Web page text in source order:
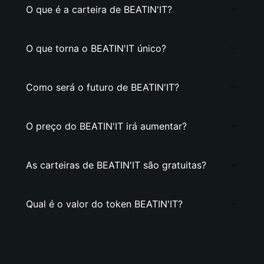
O que é a carteira de BEATIN'IT?
O que torna o BEATIN'IT único?
Como será o futuro de BEATIN'IT?
O preço do BEATIN'IT irá aumentar?
As carteiras de BEATIN'IT são gratuitas?
Qual é o valor do token BEATIN'IT?